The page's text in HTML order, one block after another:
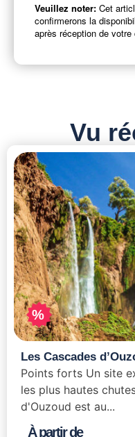
Vu
%
Les Cascades
Points forts Un site
les plus hautes
d'Ouzoud est au...
À partir de